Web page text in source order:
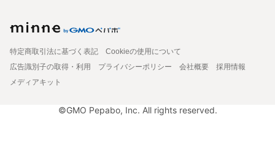
特定商取引法に基づく表記
Cookieの使用について
広告識別子の取得・利用
プライバシーポリシー 会社概要
採用情報
メディアキット
©GMO Pepabo, Inc. All rights reserved.